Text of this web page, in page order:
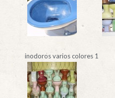
inodoros varios colores 1